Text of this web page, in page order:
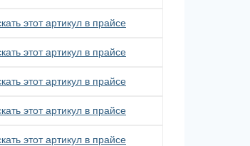
этот артикул в прайсе
этот артикул в прайсе
этот артикул в прайсе
этот артикул в прайсе
этот артикул в прайсе